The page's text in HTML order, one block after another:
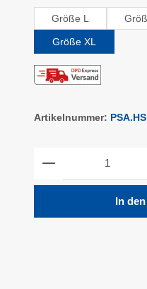
Größe L
Größe XL
Artikelnummer:
Produkt Anzahl:
In